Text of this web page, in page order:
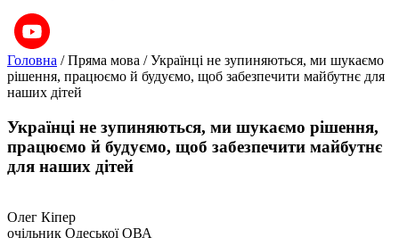
Головна /Пряма мова /Українці не зупиняються, ми шукаємо
рішення, працюємо й будуємо, щоб забезпечити майбутнє для
наших дітей
Українці не зупиняються, ми шукаємо рішення,
працюємо й будуємо, щоб забезпечити майбутнє
для наших дітей
Олег Кіпер
очільник Одеської ОВА